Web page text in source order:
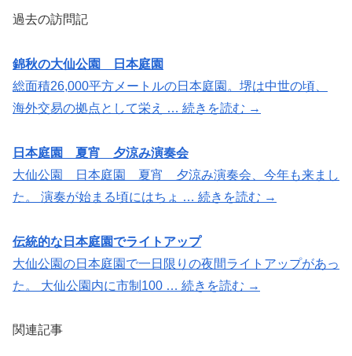
過去の訪問記
錦秋の大仙公園 日本庭園
総面積26,000平方メートルの日本庭園。堺は中世の頃、
海外交易の拠点として栄え … 続きを読む →
日本庭園 夏宵 夕涼み演奏会
大仙公園 日本庭園 夏宵 夕涼み演奏会、今年も来まし
た。 演奏が始まる頃にはちょ … 続きを読む →
伝統的な日本庭園でライトアップ
大仙公園の日本庭園で一日限りの夜間ライトアップがあっ
た。 大仙公園内に市制100 … 続きを読む →
関連記事